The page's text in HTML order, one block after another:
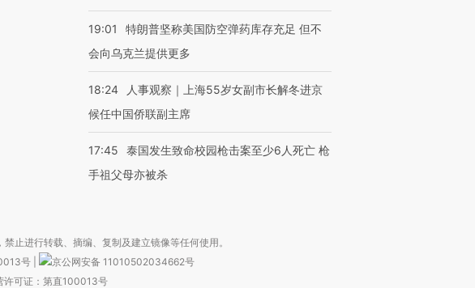
19:01
特朗普坚称美国防空弹药库存充足 但不
会向乌克兰提供更多
18:24
人事观察｜上海55岁女副市长解冬进京
候任中国侨联副主席
17:45
泰国发生致命校园枪击案至少6人死亡 枪
手祖父母亦被杀
止进行转载、摘编、复制及建立镜像等任何使用。
号
京公网安备 11010502034662号
许可证：第直100013号